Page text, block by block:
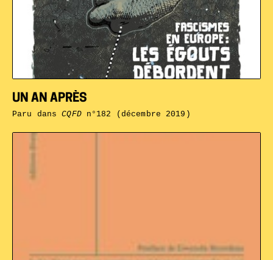
UN AN APRÈS
Paru dansCQFDn°182 (décembre 2019)